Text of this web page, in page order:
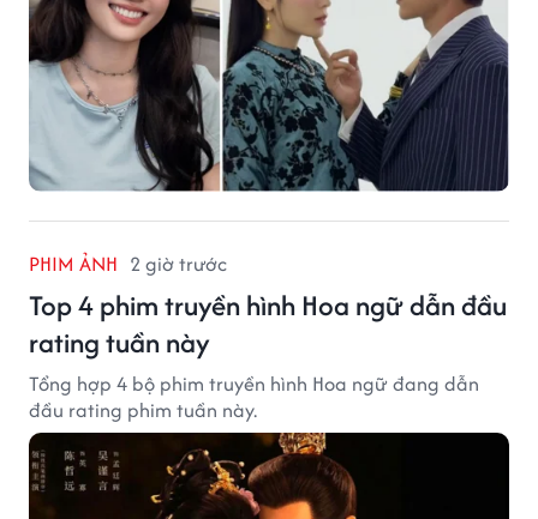
PHIM ẢNH 2 giờ trước
Top 4 phim truyền hình Hoa ngữ dẫn đầu
rating tuần này
Tổng hợp 4 bộ phim truyền hình Hoa ngữ đang dẫn
đầu rating phim tuần này.